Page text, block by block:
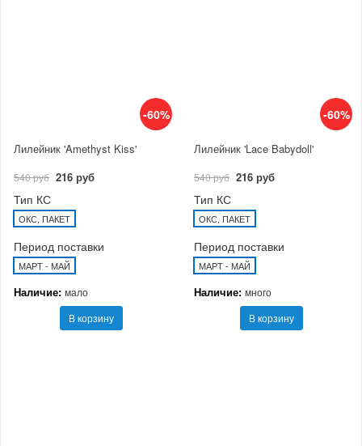
-60%
Лилейник 'Amethyst Kiss'
540 руб 216 руб
Тип КС
ОКС, ПАКЕТ
Период поставки
МАРТ - МАЙ
Наличие: мало
В корзину
-60%
Лилейник 'Lace Babydoll'
540 руб 216 руб
Тип КС
ОКС, ПАКЕТ
Период поставки
МАРТ - МАЙ
Наличие: много
В корзину